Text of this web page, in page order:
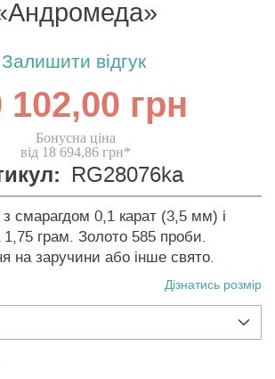
Залишити відгук
102,00 грн
Бонусна ціна
від 18 694,86 грн*
RG28076ka
смарагдом 0,1 карат (3,5 мм) і
1,75 грам. Золото 585 проби.
на заручини або інше свято.
Дізнатись розмір